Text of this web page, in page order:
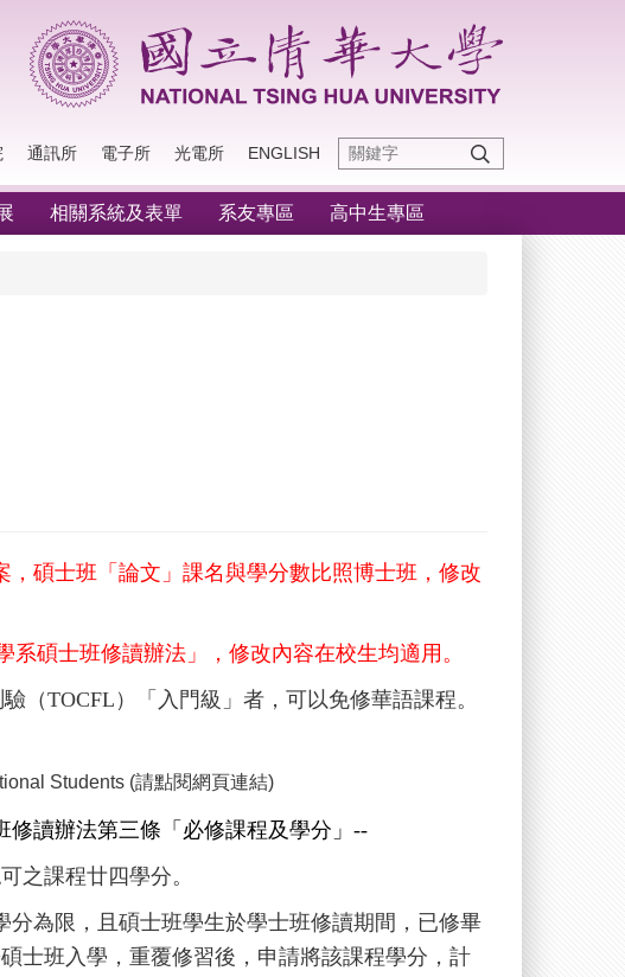
通訊所 電子所 光電所 ENGLISH
相關系統及表單 系友專區 高中生專區
碩士班 「論文」課名與學分數 比照博士班，修改
系碩士班修讀辦法 」
，修改內容在校生均適用。
（TOCFL ）「入門級」者，可以免修華語課程。
Students (請點閱網頁連結)
修讀辦法第三條「必修課程及學分」--
之課程廿四學分。
分為限，且碩士班學生於學士班修讀期間，已修畢
士班入學，重覆修習後，申請將該課程學分，計